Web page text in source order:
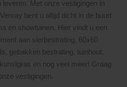
Met onze vestigingen in
bent u altijd dicht in de buurt
en showtuinen. Hier vindt u een
aan sierbestrating, 60x60
gebakken bestrating, tuinhout,
en nog veel meer! Graag
vestigingen.